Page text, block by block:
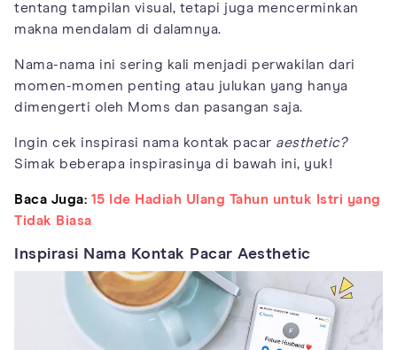
tentang tampilan visual, tetapi juga mencerminkan
makna mendalam di dalamnya.
Nama-nama ini sering kali menjadi perwakilan dari
momen-momen penting atau julukan yang hanya
dimengerti oleh Moms dan pasangan saja.
Ingin cek inspirasi nama kontak pacar aesthetic?
Simak beberapa inspirasinya di bawah ini, yuk!
Baca Juga: 15 Ide Hadiah Ulang Tahun untuk Istri yang
Tidak Biasa
Inspirasi Nama Kontak Pacar Aesthetic